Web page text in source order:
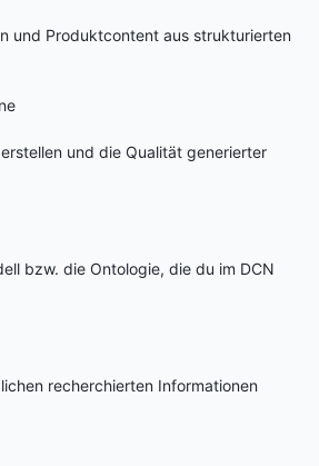
und Produktcontent aus strukturierten
und die Qualität generierter
bzw. die Ontologie, die du im DCN
recherchierten Informationen